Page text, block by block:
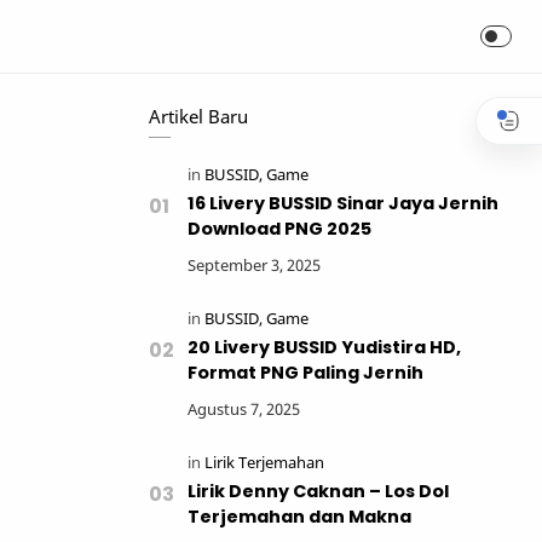
Artikel Baru
16 Livery BUSSID Sinar Jaya Jernih
Download PNG 2025
20 Livery BUSSID Yudistira HD,
Format PNG Paling Jernih
Lirik Denny Caknan – Los Dol
Terjemahan dan Makna